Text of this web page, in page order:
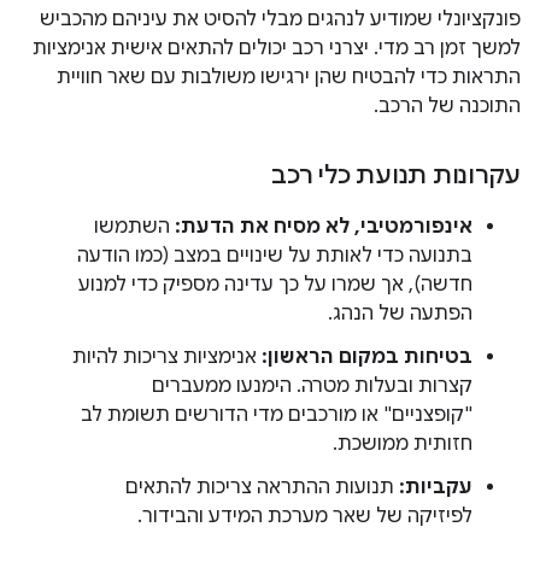
פונקציונלי שמודיע לנהגים מבלי להסיט את עיניהם מהכביש
למשך זמן רב מדי. יצרני רכב יכולים להתאים אישית אנימציות
התראות כדי להבטיח שהן ירגישו משולבות עם שאר חוויית
התוכנה של הרכב.
עקרונות תנועת כלי רכב
אינפורמטיבי, לא מסיח את הדעת: השתמשו
בתנועה כדי לאותת על שינויים במצב (כמו הודעה
חדשה), אך שמרו על כך עדינה מספיק כדי למנוע
הפתעה של הנהג.
בטיחות במקום הראשון: אנימציות צריכות להיות
קצרות ובעלות מטרה. הימנעו ממעברים
"קופצניים" או מורכבים מדי הדורשים תשומת לב
חזותית ממושכת.
עקביות: תנועות ההתראה צריכות להתאים
לפיזיקה של שאר מערכת המידע והבידור.